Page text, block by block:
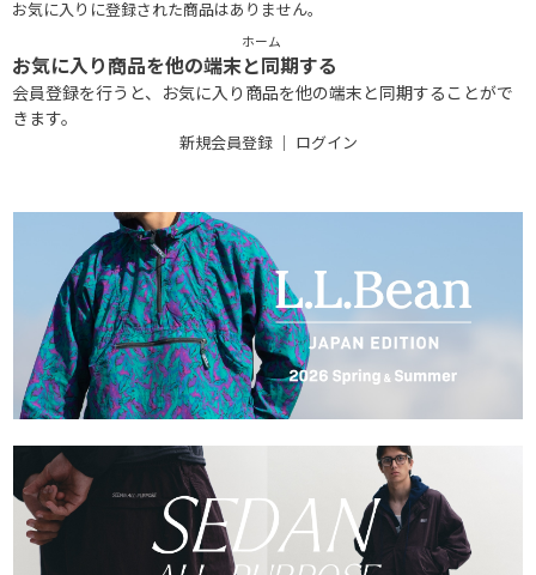
お気に入りに登録された商品はありません。
ホーム
お気に入り商品を他の端末と同期する
会員登録を行うと、お気に入り商品を他の端末と同期することがで
きます。
新規会員登録｜ ログイン